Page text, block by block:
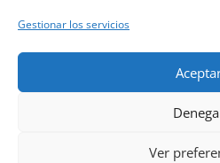
Gestionar los servicios
Ver
de Mallorca – Powered